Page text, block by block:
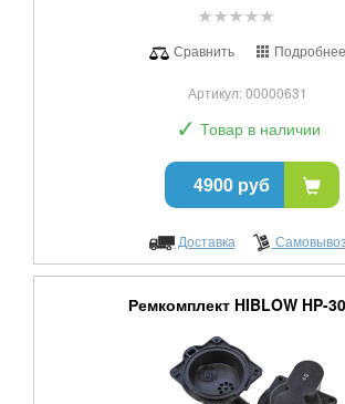
Сравнить Подробнее
Артикул: 00000631
✓ Товар в наличии
4900 руб
Доставка Самовывоз
Ремкомплект HIBLOW HP-